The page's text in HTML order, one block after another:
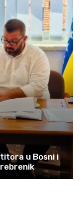
u Bosni i